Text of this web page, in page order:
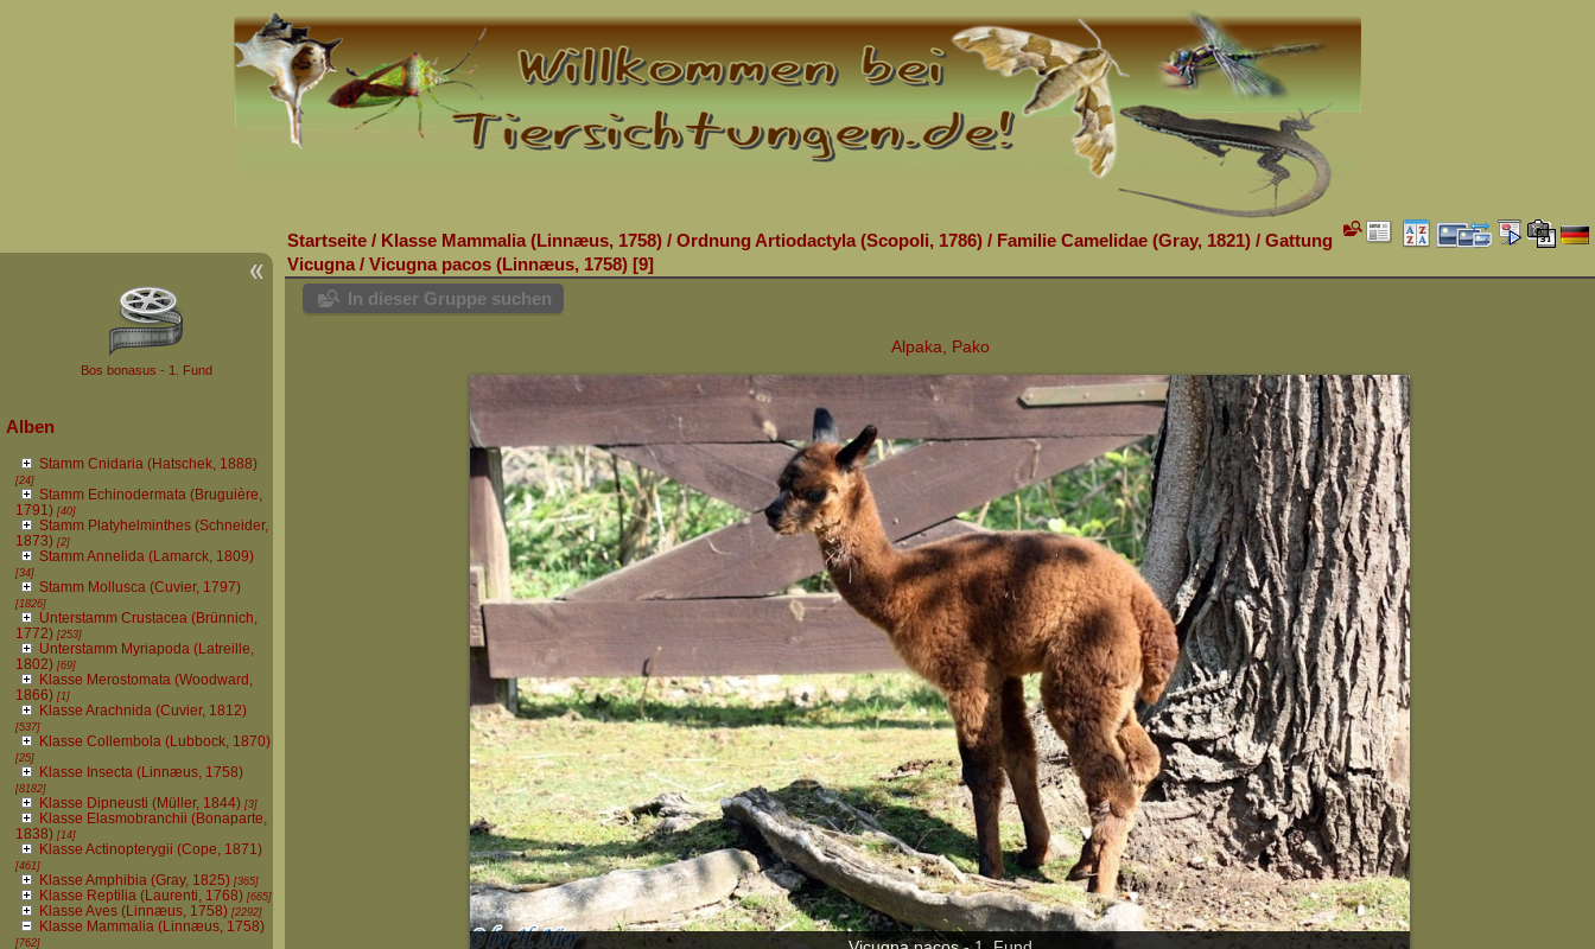
Bos bonasus - 1. Fund
Alben
Stamm Cnidaria (Hatschek, 1888)
[24]
Stamm Echinodermata (Bruguière,
1791)[40]
Stamm Platyhelminthes (Schneider,
1873)[2]
Stamm Annelida (Lamarck, 1809)
[34]
Stamm Mollusca (Cuvier, 1797)
[1826]
Unterstamm Crustacea (Brünnich,
1772)[253]
Unterstamm Myriapoda (Latreille,
1802)[69]
Klasse Merostomata (Woodward,
1866)[1]
Klasse Arachnida (Cuvier, 1812)
[537]
Klasse Collembola (Lubbock, 1870)
[25]
Klasse Insecta (Linnæus, 1758)
[8182]
Klasse Dipneusti (Müller, 1844)[3]
Klasse Elasmobranchii (Bonaparte,
1838)[14]
Klasse Actinopterygii (Cope, 1871)
[461]
Klasse Amphibia (Gray, 1825)[365]
Klasse Reptilia (Laurenti, 1768)[665]
Klasse Aves (Linnæus, 1758)[2292]
Klasse Mammalia (Linnæus, 1758)
[762]
Startseite / Klasse Mammalia (Linnæus, 1758) / Ordnung Artiodactyla (Scopoli, 1786) / Familie Camelidae (Gray, 1821) / Gattung
Vicugna/ Vicugna pacos (Linnæus, 1758) 9
In dieser Gruppe suchen
Alpaka, Pako